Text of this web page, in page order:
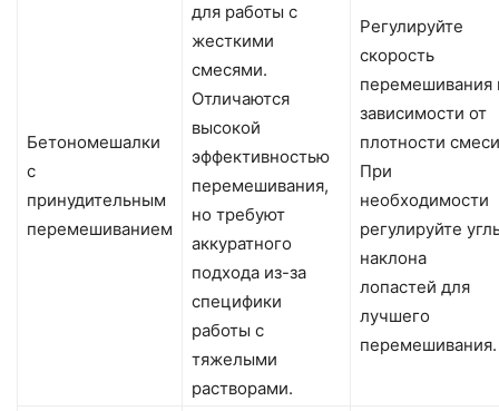
Бетономешалки
с
принудительным
перемешиванием
для работы с
жесткими
смесями.
Отличаются
высокой
эффективностью
перемешивания,
но требуют
аккуратного
подхода из-за
специфики
работы с
тяжелыми
растворами.
Регулируйте
скорость
перемешивания
зависимости от
плотности
При
необходимости
регулируйте
наклона
лопастей для
лучшего
перемешивания.